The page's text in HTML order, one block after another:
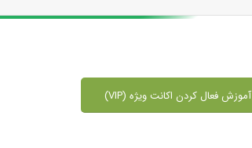
آموزش فعال کردن اکانت ویژه (VIP)